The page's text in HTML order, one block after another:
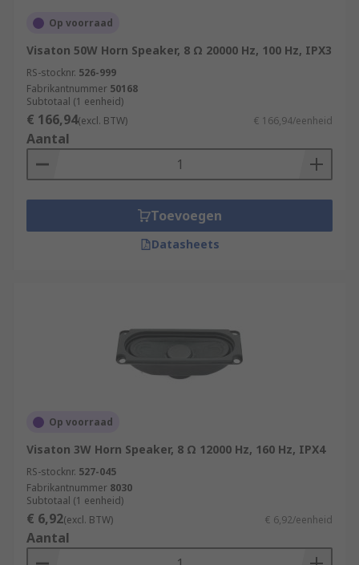
Op voorraad
Visaton 50W Horn Speaker, 8 Ω 20000 Hz, 100 Hz, IPX3
RS-stocknr. 526-999
Fabrikantnummer 50168
Subtotaal (1 eenheid)
€ 166,94(excl. BTW) € 166,94/eenheid
Aantal
Toevoegen
Datasheets
Op voorraad
Visaton 3W Horn Speaker, 8 Ω 12000 Hz, 160 Hz, IPX4
RS-stocknr. 527-045
Fabrikantnummer 8030
Subtotaal (1 eenheid)
€ 6,92(excl. BTW) € 6,92/eenheid
Aantal